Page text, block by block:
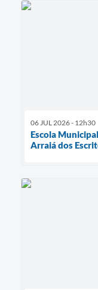
06 JUL 2026 - 12h30
Escola
Arraiá dos